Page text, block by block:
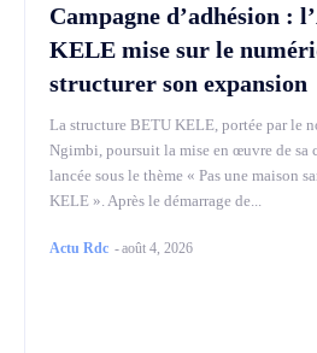
Campagne d’adhésion :
KELE mise sur le
structurer son expansion
La structure BETU KELE, portée par le
Ngimbi, poursuit la mise en œuvre de sa
lancée sous le thème « Pas une maison
KELE ». Après le démarrage de...
Actu Rdc -août 4, 2026